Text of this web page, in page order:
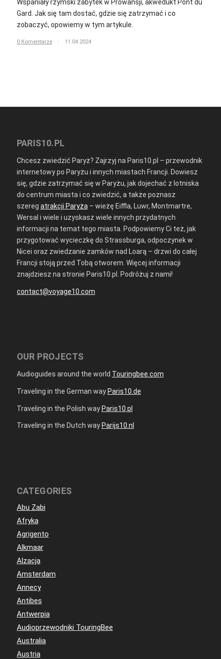
Wspaniały rzymski zabytek w Prowansji, akwedukt Pont du
Gard. Jak się tam dostać, gdzie się zatrzymać i co
zobaczyć, opowiemy w tym artykule.
0 Komentarze / 11.04.2024
PARIS10.PL
Chcesz zwiedzić Paryż? Zajrzyj na Paris10.pl – przewodnik
internetowy po Paryżu i innych miastach Francji. Dowiesz
się, gdzie zatrzymać się w Paryżu, jak dojechać z lotniska
do centrum miasta i co zwiedzić, a także poznasz
szereg atrakcji Paryża – wieżę Eiffla, Luwr, Montmartre,
Wersal i wiele i uzyskasz wiele innych przydatnych
informacji na temat tego miasta. Podpowiemy Ci też, jak
przygotować wycieczkę do Strassburga, odpoczynek w
Nicei oraz zwiedzanie zamków nad Loarą – drzwi do całej
Francji stoją przed Tobą otworem. Więcej informacji
znajdziesz na stronie Paris10.pl. Podróżuj z nami!
contact@voyage10.com
OUR PROJECTS
Audioguides around the world Touringbee.com
Traveling in the German way Paris10.de
Traveling in the Polish wayParis10.pl
Traveling in the Dutch way Parijs10.nl
CATEGORIES
Abu Zabi
Afryka
Agrigento
Alkmaar
Alzacja
Amsterdam
Annecy
Antibes
Antwerpia
Audioprzewodniki TouringBee
Australia
Austria